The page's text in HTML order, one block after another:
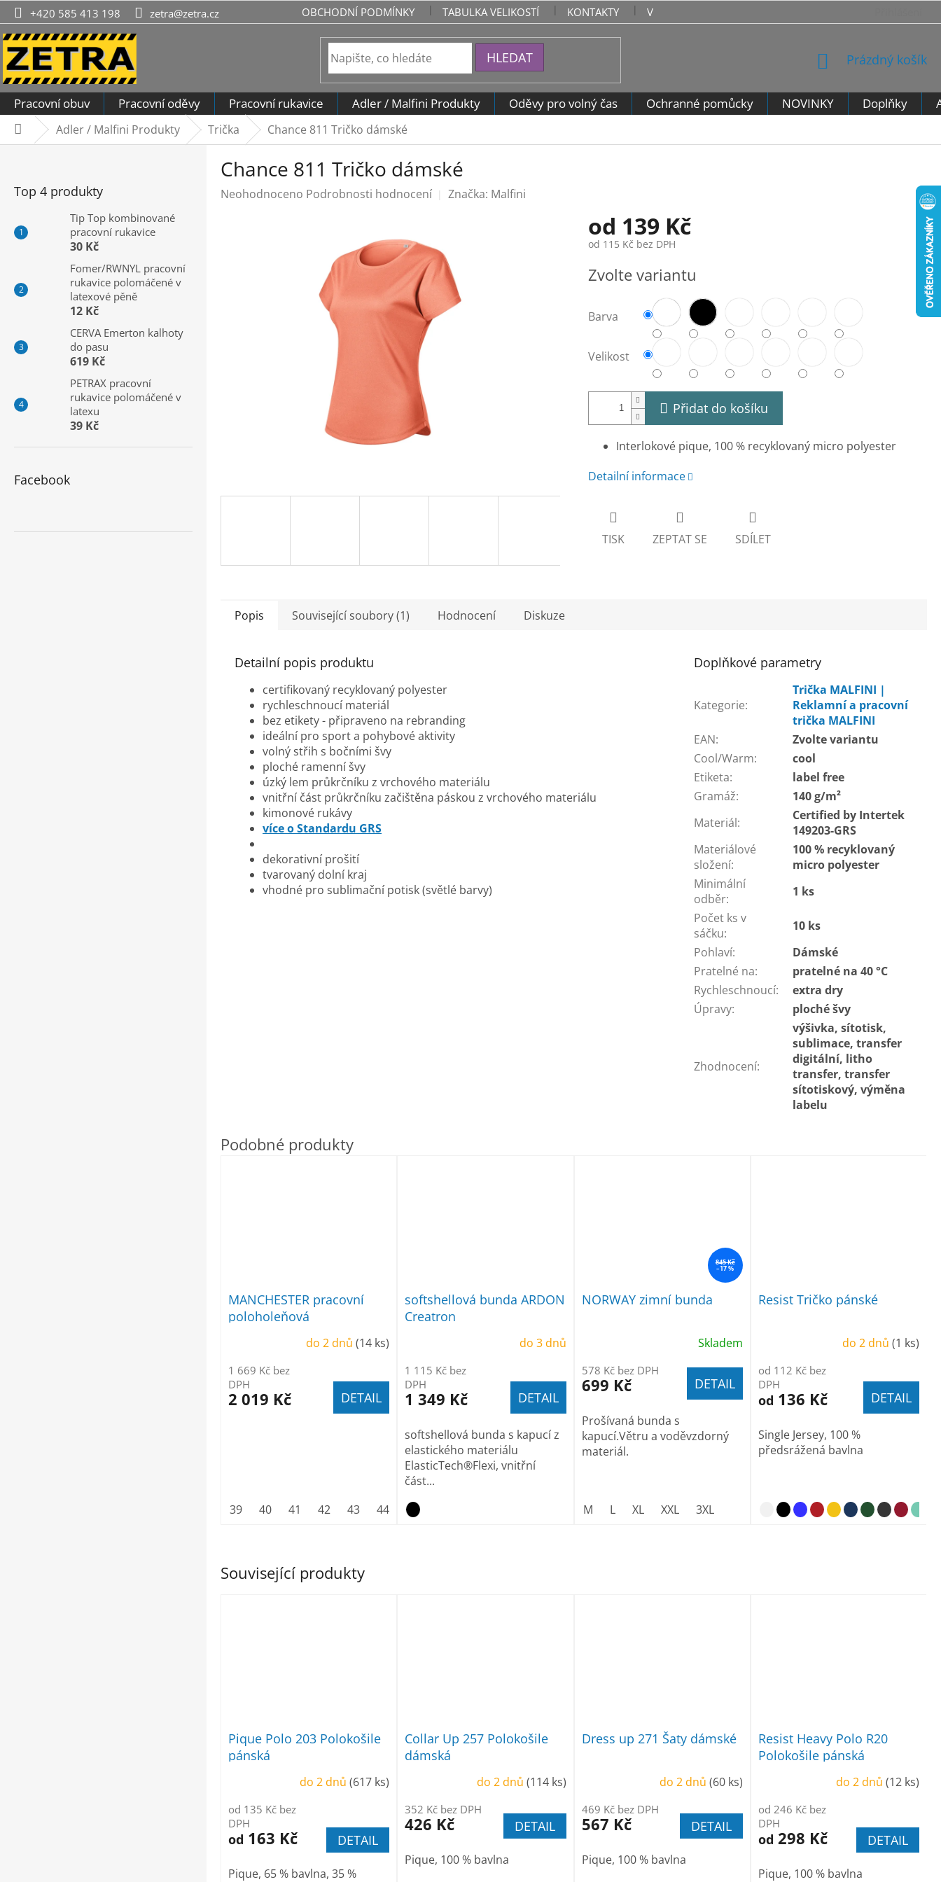
Přejít
na
obsah
+420 585 413 198 zetra@zetra.cz OBCHODNÍ PODMÍNKY TABULKA VELIKOSTÍ KONTAKTY VRÁCENÍ ZBOŽÍ - VZOROVÝ FORMULÁŘ PRO ODSTOUPENÍ
HLEDAT
NÁKUPNÍ
Prázdný košík
Pracovní obuv Pracovní oděvy Pracovní rukavice Adler / Malfini Produkty Oděvy pro volný čas Ochranné pomůcky NOVINKY Doplňky
DomůAdler / Malfini Produkty Trička Chance 811 Tričko dámské
Top 4 produkty
Tip Top kombinované
pracovní rukavice
30 Kč
Fomer/RWNYL pracovní
rukavice polomáčené v
latexové pěně
12 Kč
CERVA Emerton kalhoty
do pasu
619 Kč
PETRAX pracovní
rukavice polomáčené v
latexu
39 Kč
Facebook
Chance 811 Tričko dámské
Průměrné
Neohodnoceno Podrobnosti hodnocení Značka: Malfini
od 139 Kč
od 115 Kč bez DPH
cena:
Zvolte variantu
Barva
Velikost
Přidat do košíku
Interlokové pique, 100 % recyklovaný micro polyester
Detailní informace
TISK ZEPTAT SE SDÍLET
Související produkty
Pique Polo 203 Polokošile
pánská
do 2 dnů(617 ks)
od 135 Kč bez
DPH
od 163 Kč DETAIL
Pique, 65 % bavlna, 35 %
Collar Up 257 Polokošile
dámská
do 2 dnů (114 ks)
352 Kč bez DPH
426 Kč DETAIL
Pique, 100 % bavlna
Dress up 271 Šaty dámské
do 2 dnů (60 ks)
469 Kč bez DPH
567 Kč DETAIL
Pique, 100 % bavlna
Resist Heavy Polo R20
Polokošile pánská
do 2 dnů (12 ks)
od 246 Kč bez
DPH
od 298 Kč DETAIL
Pique, 100 % bavlna
Popis Související soubory (1) Hodnocení Diskuze
Detailní popis produktu
certifikovaný recyklovaný polyester
rychleschnoucí materiál
bez etikety - připraveno na rebranding
ideální pro sport a pohybové aktivity
volný střih s bočními švy
ploché ramenní švy
úzký lem průkrčníku z vrchového materiálu
vnitřní část průkrčníku začištěna páskou z vrchového materiálu
kimonové rukávy
více o Standardu GRS
dekorativní prošití
tvarovaný dolní kraj
vhodné pro sublimační potisk (světlé barvy)
Doplňkové parametry
Kategorie:
Trička MALFINI |
Reklamní a pracovní
trička MALFINI
EAN:
Zvolte variantu
Cool/Warm:
cool
Etiketa:
label free
Gramáž:
140 g/m²
Materiál:
Certified by Intertek
149203-GRS
Materiálové
složení:
100 % recyklovaný
micro polyester
Minimální
odběr:
1 ks
Počet ks v
sáčku:
10 ks
Pohlaví:
Dámské
Pratelné na:
pratelné na 40 °C
Rychleschnoucí:
extra dry
Úpravy: ploché švy
Zhodnocení:
výšivka, sítotisk,
sublimace, transfer
digitální, litho
transfer, transfer
sítotiskový, výměna
labelu
MANCHESTER pracovní
poloholeňová
do 2 dnů(14 ks)
1 669 Kč bez
DPH
2 019 Kč DETAIL
39 40 41 42 43 44 45
softshellová bunda ARDON
Creatron
do 3 dnů
1 115 Kč bez
DPH
1 349 Kč DETAIL
softshellová bunda s kapucí z
elastického materiálu
ElasticTech®Flexi, vnitřní
část...
845 Kč
–17 %
NORWAY zimní bunda
Skladem
578 Kč bez DPH
699 Kč DETAIL
Prošívaná bunda s
kapucí.Větru a voděvzdorný
materiál.
M L XL XXL 3XL
Resist Tričko pánské
do 2 dnů (1 ks)
od 112 Kč bez
DPH
od 136 Kč DETAIL
Single Jersey, 100 %
předsrážená bavlna